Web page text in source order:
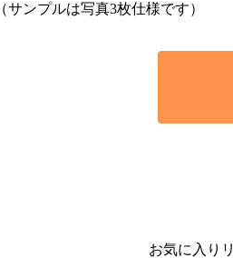
（サンプルは写真3枚仕様です）
お気に入り